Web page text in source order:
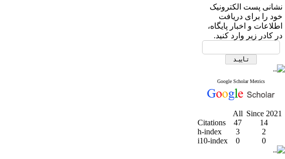
نشانی پست الکترونیک
خود را برای دریافت
اطلاعات و اخبار پایگاه،
در کادر زیر وارد کنید.
Google Scholar Metrics
All Since 2021
Citations
47
14
h-index
3
2
i10-index
0 0